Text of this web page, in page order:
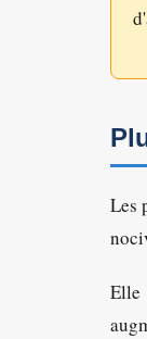
Les
Elle